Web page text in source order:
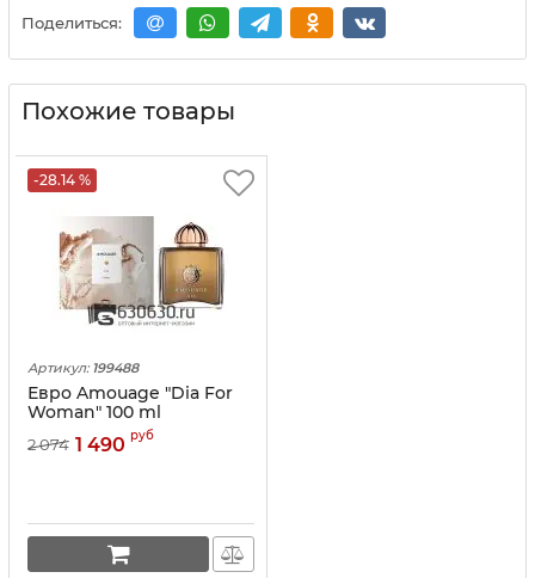
Поделиться:
Похожие товары
-28.14 %
Артикул: 199488
Евро Amouage "Dia For
Woman" 100 ml
2 074 1 490 руб